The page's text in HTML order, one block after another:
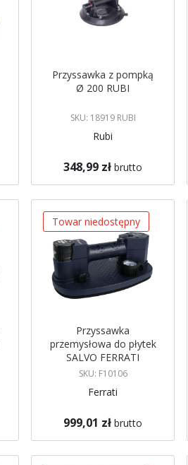
Przyssawka z pompką
Ø 200 RUBI
SKU: 18919 RUBI
Rubi
348,99 zł brutto
Towar niedostępny
Przyssawka
przemysłowa do płytek
SALVO FERRATI
SKU: F10106
Ferrati
999,01 zł brutto
Brak w magazynie